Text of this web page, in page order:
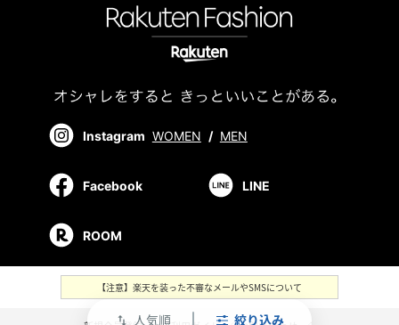
swap_vert 人気順 絞り込み
Instagram WOMEN / MEN
Facebook LINE
ROOM
【注意】楽天を装った不審なメールやSMSについて